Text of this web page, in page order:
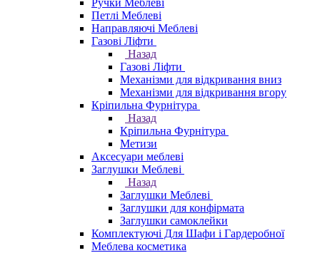
Ручки Меблеві
Петлі Меблеві
Направляючі Меблеві
Газові Ліфти
Назад
Газові Ліфти
Механізми для відкривання вниз
Механізми для відкривання вгору
Кріпильна Фурнітура
Назад
Кріпильна Фурнітура
Метизи
Аксесуари меблеві
Заглушки Меблеві
Назад
Заглушки Меблеві
Заглушки для конфірмата
Заглушки самоклейки
Комплектуючі Для Шафи і Гардеробної
Меблева косметика